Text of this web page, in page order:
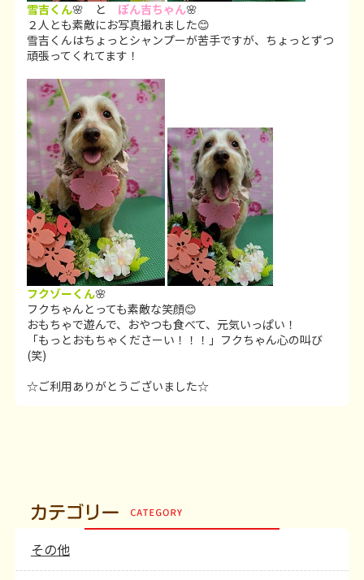
雪吉くん🌸 と ぽん吉ちゃん🌸
２人とも素敵にお写真撮れました😊
雪吉くんはちょっとシャンプーが苦手ですが、ちょっとずつ
頑張ってくれてます！
フクゾーくん🌸
フクちゃんとっても素敵な笑顔😊
おもちゃで遊んで、おやつも食べて、元気いっぱい！
「もっとおもちゃくださーい！！！」フクちゃん心の叫び
(笑)
☆ご利用ありがとうございました☆
その他